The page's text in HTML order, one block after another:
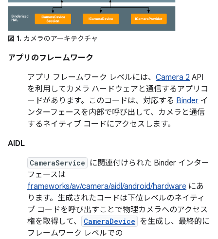
図 1. カメラのアーキテクチャ
アプリのフレームワーク
アプリ フレームワーク レベルには、 Camera 2 API
を利用してカメラ ハードウェアと通信するアプリコ
ードがあります。このコードは、対応する Binder イ
ンターフェースを内部で呼び出して、カメラと通信
するネイティブ コードにアクセスします。
AIDL
CameraService
に関連付けられた Binder インター
フェースは
frameworks/av/camera/aidl/android/hardware にあ
ります。生成されたコードは下位レベルのネイティ
ブ コードを呼び出すことで物理カメラへのアクセス
権を取得して、
CameraDevice を生成し、最終的に
フレームワーク レベルでの